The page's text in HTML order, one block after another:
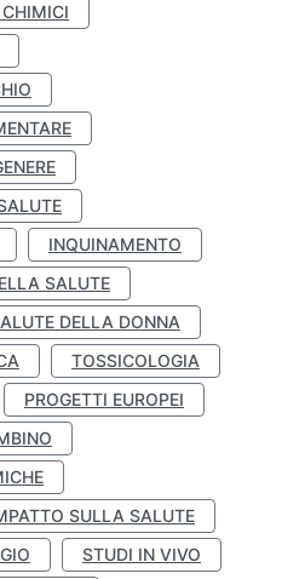
INQUINAMENTO
SALUTE
DELLA DONNA
TOSSICOLOGIA
PROGETTI EUROPEI
SULLA SALUTE
STUDI IN VIVO